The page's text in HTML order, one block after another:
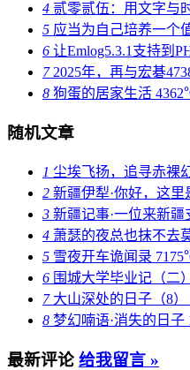
4 贰零贰伍：用文字与
5 应当为自己培养一个
6 让Emlog5.3.1支持到
72025年，再与宏碁
8 狗蛋的居家生活
随机文章
1 尘埃飞扬，追寻赤裸
2 新疆伊犁·你好，这
3 新疆记事·一位来新
4 萧瑟的夜总也抹不去
5 雪夜开车诡闻录
6 围城大学毕业记（二）
7大山深处的日子（8）
8 梦幻喃语·消失的日子
最新评论 给我留言 »